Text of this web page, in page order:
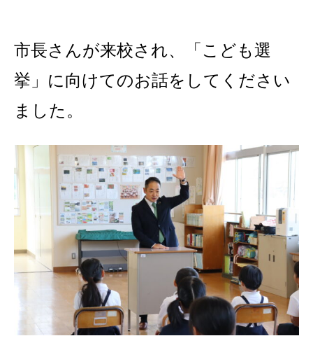
市長さんが来校され、「こども選
挙」に向けてのお話をしてください
ました。